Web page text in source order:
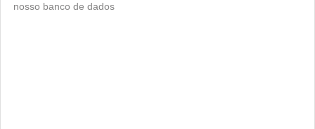
nosso banco de dados